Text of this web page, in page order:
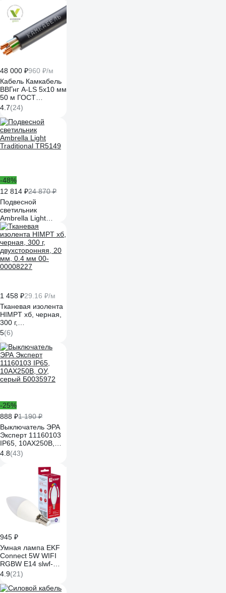
14500
48 000 ₽960 ₽/м
Кабель Камкабель
ВВГнг А-LS 5x10 мм
50 м ГОСТ
1157Б50LG00070А0050М
4.7(24)
-48%
12 814 ₽24 870 ₽
Подвесной
светильник
Ambrella Light
Traditional TR5149
1 458 ₽29.16 ₽/м
Тканевая изолента
HIMPT хб, черная,
300 г,
двухсторонняя, 20
мм, 0.4 мм 00-
00008227
5(6)
-25%
888 ₽1 190 ₽
Выключатель ЭРА
Эксперт 11160103
IP65, 10АХ250В,
ОУ, серый
Б0035972
4.8(43)
945 ₽
Умная лампа EKF
Connect 5W WIFI
RGBW E14 slwf-
e14-rgbw
4.9(21)